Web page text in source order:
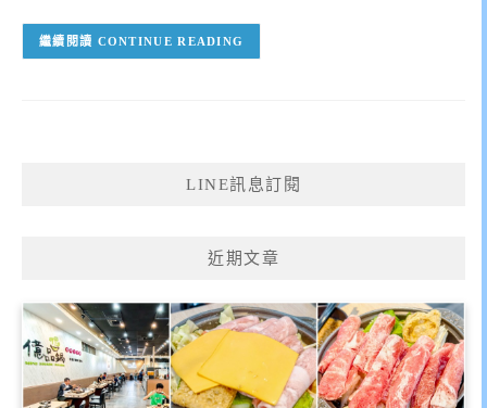
CONTINUE READING
LINE訊息訂閱
近期文章